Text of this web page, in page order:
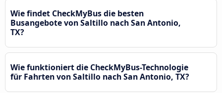
Wie findet CheckMyBus die besten
Busangebote von Saltillo nach San Antonio,
TX?
Wie funktioniert die CheckMyBus-Technologie
für Fahrten von Saltillo nach San Antonio, TX?